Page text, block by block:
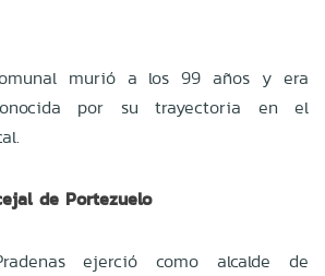
murió a los 99 años y era
por su trayectoria en el
de Portezuelo
ejerció como alcalde de